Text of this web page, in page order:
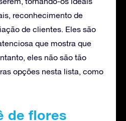
reconhecimento de
de clientes. Eles são
que mostra que
eles não são tão
opções nesta lista, como
de flores